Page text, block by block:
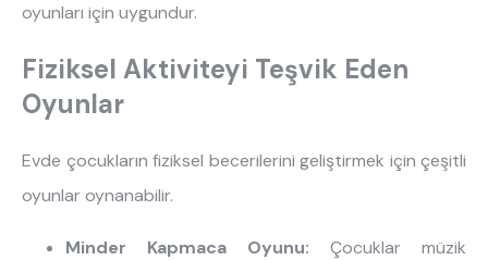
oyunları için uygundur.
Fiziksel Aktiviteyi Teşvik Eden
Oyunlar
Evde çocukların fiziksel becerilerini geliştirmek için çeşitli
oyunlar oynanabilir.
Minder Kapmaca Oyunu: Çocuklar müzik